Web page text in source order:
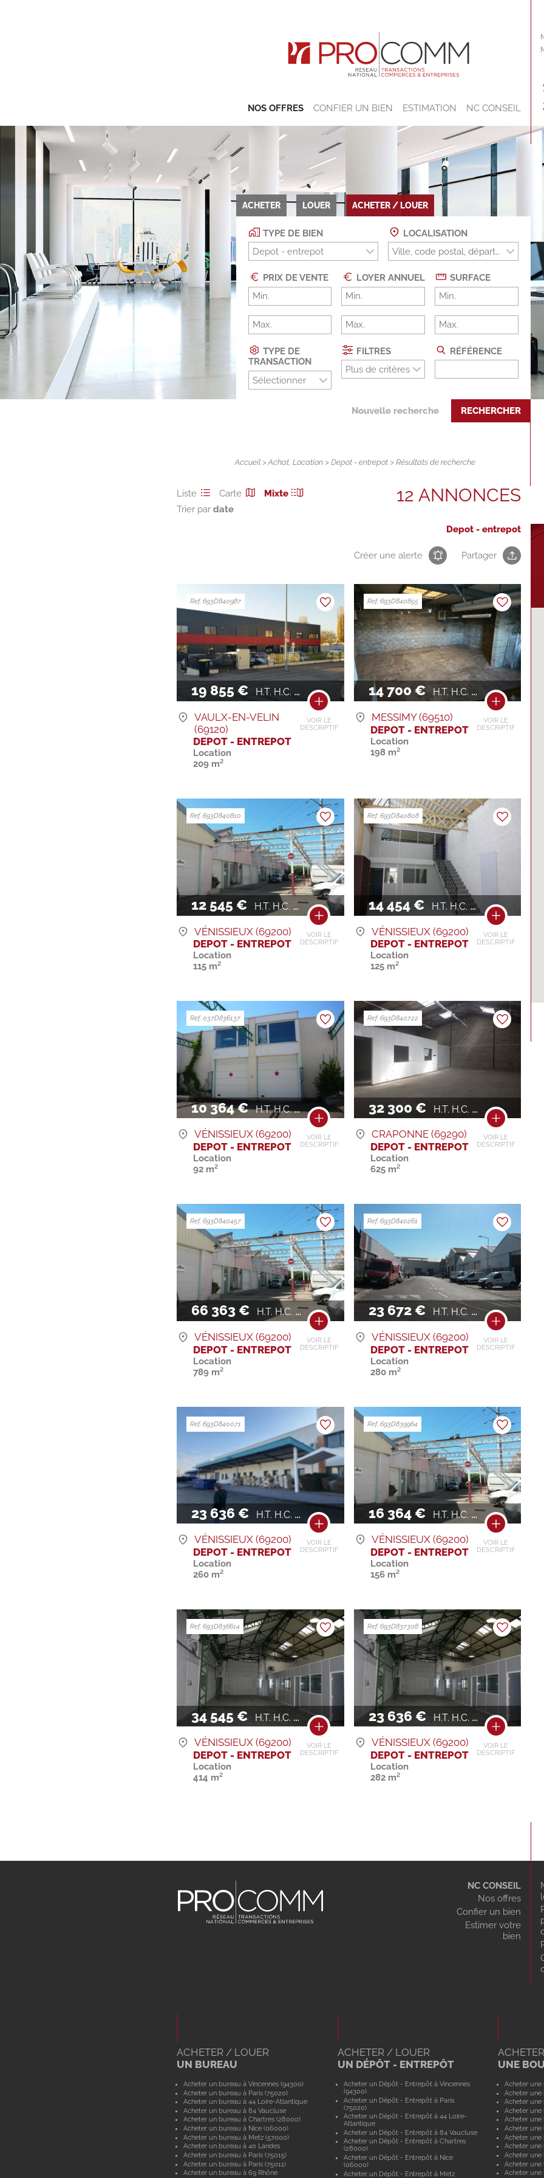
NOS OFFRES CONFIER UN BIEN ESTIMATION NC CONSEIL
ACHETER LOUER ACHETER / LOUER
TYPE DE BIEN
Depot - entrepot
LOCALISATION
PRIX DE VENTE LOYER ANNUEL SURFACE
TYPE DE
TRANSACTION
Sélectionner
FILTRES
Plus de critères
RÉFÉRENCE
Nouvelle recherche RECHERCHER
Accueil >Achat,Location >Depot - entrepot > Résultats de recherche
Liste Carte
Mixte
Trier par
12 ANNONCES
Depot - entrepot
Créer une alerte Partager
19 855 € H.T. H.C. / AN
VOIR LE
DESCRIPTIF
Ref. 693D840987
VAULX-EN-VELIN
(69120)
DEPOT - ENTREPOT
Location
209 m²
14 700 € H.T. H.C. / AN
VOIR LE
DESCRIPTIF
Ref. 693D840855
MESSIMY (69510)
DEPOT - ENTREPOT
Location
198 m²
12 545 € H.T. H.C. / AN
VOIR LE
DESCRIPTIF
Ref. 693D840810
VÉNISSIEUX (69200)
DEPOT - ENTREPOT
Location
115 m²
14 454 € H.T. H.C. / AN
VOIR LE
DESCRIPTIF
Ref. 693D840808
VÉNISSIEUX (69200)
DEPOT - ENTREPOT
Location
125 m²
10 364 € H.T. H.C. / AN
VOIR LE
DESCRIPTIF
Ref. 037D836137
VÉNISSIEUX (69200)
DEPOT - ENTREPOT
Location
92 m²
32 300 € H.T. H.C. / AN
VOIR LE
DESCRIPTIF
Ref. 693D840722
CRAPONNE (69290)
DEPOT - ENTREPOT
Location
625 m²
66 363 € H.T. H.C. / AN
VOIR LE
DESCRIPTIF
Ref. 693D840457
VÉNISSIEUX (69200)
DEPOT - ENTREPOT
Location
789 m²
23 672 € H.T. H.C. / AN
VOIR LE
DESCRIPTIF
Ref. 693D840261
VÉNISSIEUX (69200)
DEPOT - ENTREPOT
Location
280 m²
23 636 € H.T. H.C. / AN
VOIR LE
DESCRIPTIF
Ref. 693D840071
VÉNISSIEUX (69200)
DEPOT - ENTREPOT
Location
260 m²
16 364 € H.T. H.C. / AN
VOIR LE
DESCRIPTIF
Ref. 693D839964
VÉNISSIEUX (69200)
DEPOT - ENTREPOT
Location
156 m²
34 545 € H.T. H.C. / AN
VOIR LE
DESCRIPTIF
Ref. 693D836614
VÉNISSIEUX (69200)
DEPOT - ENTREPOT
Location
414 m²
23 636 € H.T. H.C. / AN
VOIR LE
DESCRIPTIF
Ref. 693D837308
VÉNISSIEUX (69200)
DEPOT - ENTREPOT
Location
282 m²
NC CONSEIL
Nos offres
Confier un bien
Estimer votre
bien
ACHETER / LOUER
UN BUREAU
Acheter un bureau à Vincennes (94300)
Acheter un bureau à Paris (75020)
Acheter un bureau à 44 Loire-Atlantique
Acheter un bureau à 84 Vaucluse
Acheter un bureau à Chartres (28000)
Acheter un bureau à Nice (06000)
Acheter un bureau à Metz (57000)
Acheter un bureau à 40 Landes
Acheter un bureau à Paris (75015)
Acheter un bureau à Paris (75011)
Acheter un bureau à 69 Rhône
ACHETER / LOUER
UN DÉPÔT - ENTREPÔT
Acheter un Dépôt - Entrepôt à Vincennes
(94300)
Acheter un Dépôt - Entrepôt à Paris
(75020)
Acheter un Dépôt - Entrepôt à 44 Loire-
Atlantique
Acheter un Dépôt - Entrepôt à 84 Vaucluse
Acheter un Dépôt - Entrepôt à Chartres
(28000)
Acheter un Dépôt - Entrepôt à Nice
(06000)
Acheter un Dépôt - Entrepôt à Metz
UNE
Acheter une
Acheter une
Acheter
Acheter une
Acheter une
Acheter
Acheter une
Acheter une
Acheter une
Acheter une
Acheter une